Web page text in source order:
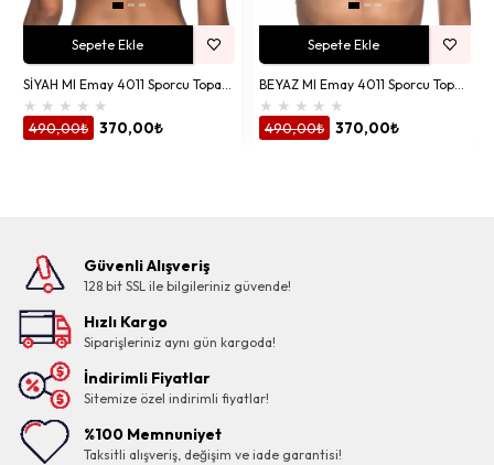
★ ★ ★ ★ ★
370,00₺
490,00₺
Sepete Ekle
★ ★ ★ ★ ★
370,00₺
490,00₺
Sepete Ekle
Güvenli Alışveriş
128 bit SSL ile bilgileriniz güvende!
Hızlı Kargo
Siparişleriniz aynı gün kargoda!
İndirimli Fiyatlar
Sitemize özel indirimli fiyatlar!
%100 Memnuniyet
Taksitli alışveriş, değişim ve iade garantisi!